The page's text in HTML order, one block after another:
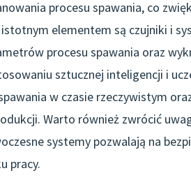
procesu spawania, co
elementem są czujniki i
procesu spawania oraz
sztucznej inteligencji i
w czasie rzeczywistym
Warto również zwrócić
systemy pozwalają na
pracy.